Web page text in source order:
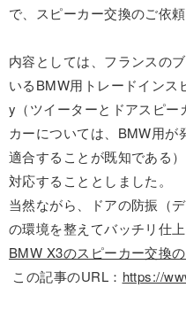
で、スピーカー交換のご依
内容としては、フランスの
いるBMW用トレードイン
y（ツイーターとドアスピー
カーについては、BMW用
適合することが既知である
対応することとしました。
当然ながら、ドアの防振（
の環境を整えてバッチリ仕
BMW X3のスピーカー交換
この記事のURL： https://